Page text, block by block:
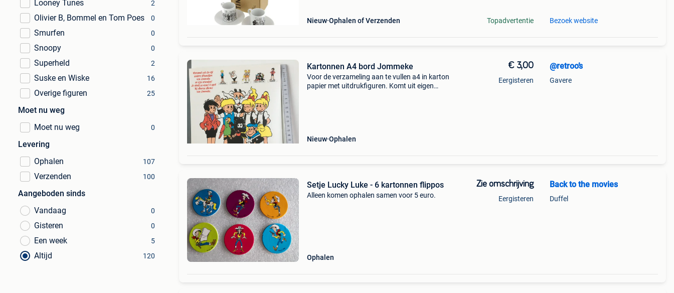
Looney Tunes 2
Olivier B, Bommel en Tom Poes 0
Smurfen 0
Snoopy 0
Superheld 2
Suske en Wiske 16
Overige figuren 25
Moet nu weg
Moet nu weg
0
Levering
Ophalen
107
Verzenden 100
Aangeboden sinds
Vandaag
0
Gisteren 0
Een week 5
Altijd 120
Nieuw Ophalen of Verzenden Topadvertentie Bezoek website
Kartonnen A4 bord Jommeke
Voor de verzameling aan te vullen a4 in karton
papier met uitdrukfiguren. Komt uit eigen
Nieuw Ophalen
€ 3,00
Eergisteren
@retroo’s
Gavere
Setje Lucky Luke - 6 kartonnen flippos
Alleen komen ophalen samen voor 5 euro.
Ophalen
Zie omschrijving
Eergisteren
Back to the movies
Duffel